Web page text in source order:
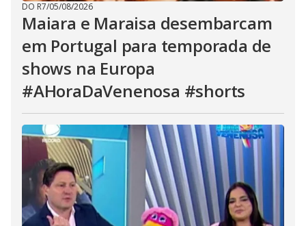
DO R7/05/08/2026
Maiara e Maraisa desembarcam
em Portugal para temporada de
shows na Europa
#AHoraDaVenenosa #shorts